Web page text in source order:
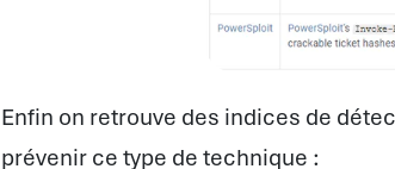
Enfin on retrouve des indices de
prévenir ce type de technique :